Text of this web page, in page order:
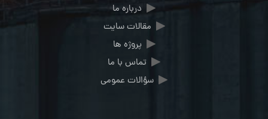
درباره ما
مقالات سایت
پروژه ها
تماس با ما
سؤالات عمومی